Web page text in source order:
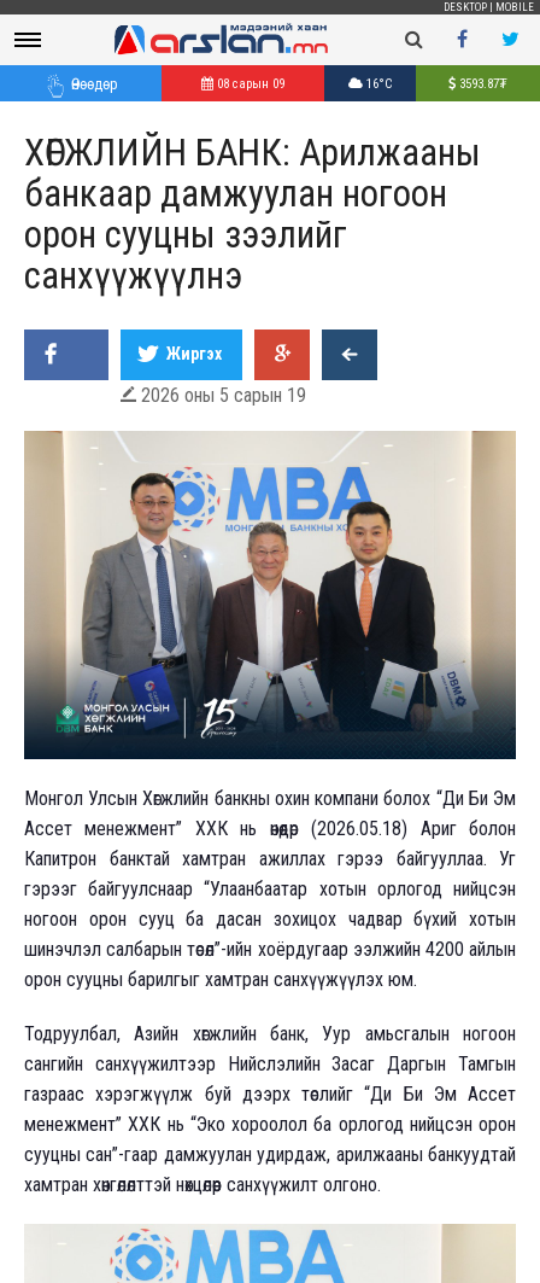
DESKTOP MOBILE
Өнөөдөр 08 сарын 09 16°C 3593.87₮
ХӨГЖЛИЙН БАНК: Арилжааны
банкаар дамжуулан ногоон
орон сууцны зээлийг
санхүүжүүлнэ
Жиргэх
 2026 оны 5 сарын 19
Монгол Улсын Хөгжлийн банкны охин компани болох “Ди Би Эм
Ассет менежмент” ХХК нь өнөөдөр (2026.05.18) Ариг болон
Капитрон банктай хамтран ажиллах гэрээ байгууллаа. Уг
гэрээг байгуулснаар “Улаанбаатар хотын орлогод нийцсэн
ногоон орон сууц ба дасан зохицох чадвар бүхий хотын
шинэчлэл салбарын төсөл”-ийн хоёрдугаар ээлжийн 4200 айлын
орон сууцны барилгыг хамтран санхүүжүүлэх юм.
Тодруулбал, Азийн хөгжлийн банк, Уур амьсгалын ногоон
сангийн санхүүжилтээр Нийслэлийн Засаг Даргын Тамгын
газраас хэрэгжүүлж буй дээрх төслийг “Ди Би Эм Ассет
менежмент” ХХК нь “Эко хороолол ба орлогод нийцсэн орон
сууцны сан”-гаар дамжуулан удирдаж, арилжааны банкуудтай
хамтран хөнгөлөлттэй нөхцөлөөр санхүүжилт олгоно.